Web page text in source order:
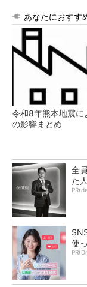
あなたにおすす
令和8年熊本地震に
の影響まとめ
全
た
使